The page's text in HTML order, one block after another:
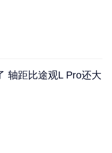
轴距比途观L Pro还大